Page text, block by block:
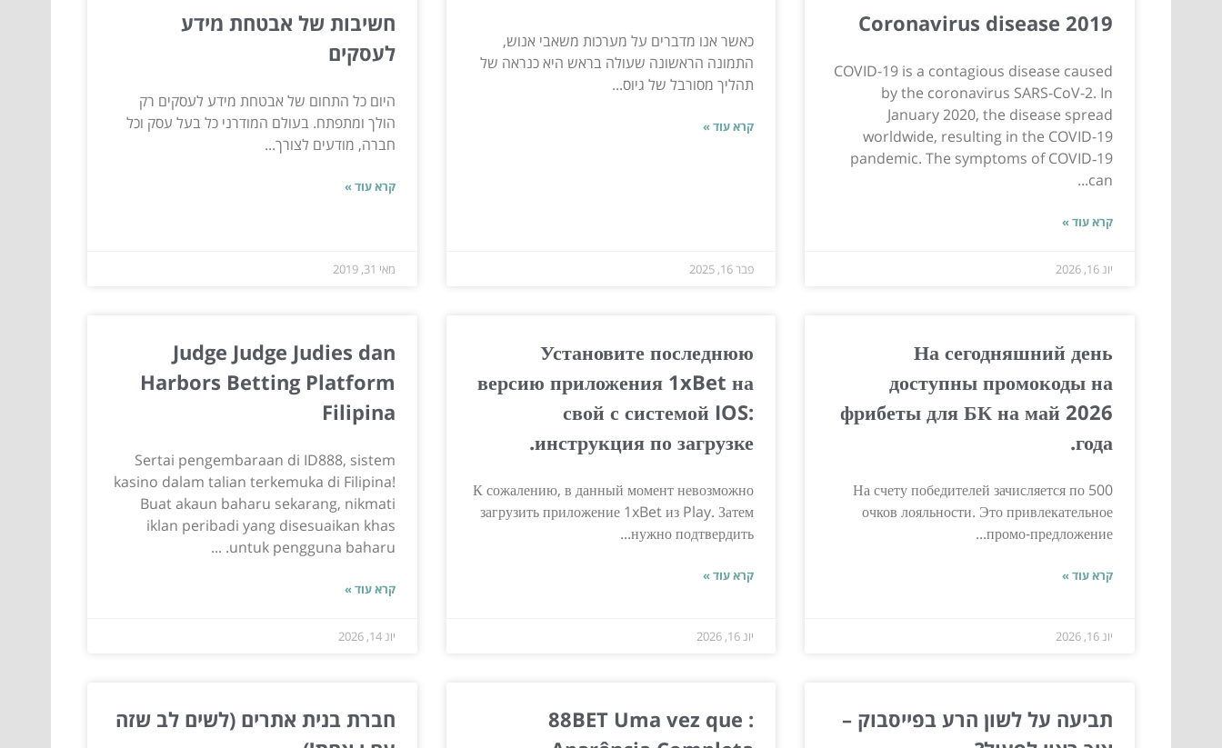
Coronavirus disease 2019
COVID-19 is a contagious disease caused
by the coronavirus SARS-CoV-2. In
January 2020, the disease spread
worldwide, resulting in the COVID-19
pandemic. The symptoms of COVID‑19
can...
קרא עוד »
יונ 16, 2026
כאשר אנו מדברים על מערכות משאבי אנוש,
התמונה הראשונה שעולה בראש היא כנראה של
תהליך מסורבל של גיוס...
קרא עוד »
פבר 16, 2025
חשיבות של אבטחת מידע
לעסקים
היום כל התחום של אבטחת מידע לעסקים רק
הולך ומתפתח. בעולם המודרני כל בעל עסק וכל
חברה, מודעים לצורך...
קרא עוד »
מאי 31, 2019
На сегодняшний день
доступны промокоды на
фрибеты для БК на май 2026
года.
На счету победителей зачисляется по 500
очков лояльности. Это привлекательное
промо-предложение...
קרא עוד »
יונ 16, 2026
Установите последнюю
версию приложения 1xBet на
свой с системой IOS:
инструкция по загрузке.
К сожалению, в данный момент невозможно
загрузить приложение 1xBet из Play. Затем
нужно подтвердить...
קרא עוד »
יונ 16, 2026
Judge Judge Judies dan
Harbors Betting Platform
Filipina
Sertai pengembaraan di ID888, sistem
kasino dalam talian terkemuka di Filipina!
Buat akaun baharu sekarang, nikmati
iklan peribadi yang disesuaikan khas
untuk pengguna baharu. ...
קרא עוד »
יונ 14, 2026
תביעה על לשון הרע בפייסבוק –
88BET Uma vez que :
חברת בנית אתרים (לשים לב שזה